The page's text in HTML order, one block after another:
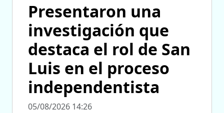
Presentaron una
investigación que
destaca el rol de San
Luis en el proceso
independentista
05/08/2026 14:26